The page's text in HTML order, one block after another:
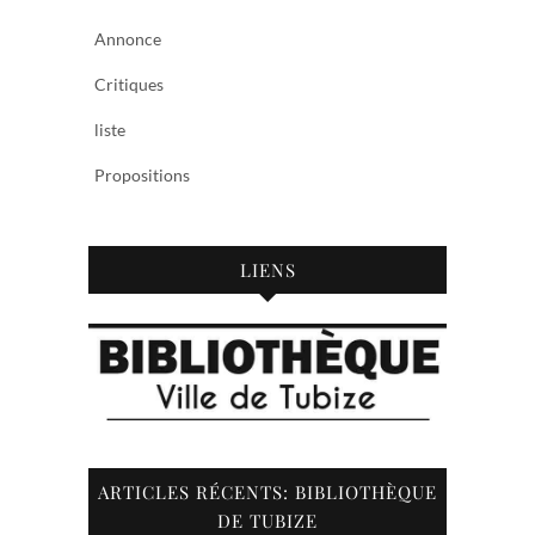
Annonce
Critiques
liste
Propositions
LIENS
ARTICLES RÉCENTS: BIBLIOTHÈQUE
DE TUBIZE